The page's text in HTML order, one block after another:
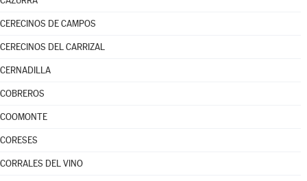
CERECINOS DE CAMPOS
CERECINOS DEL CARRIZAL
CERNADILLA
COBREROS
COOMONTE
CORESES
CORRALES DEL VINO